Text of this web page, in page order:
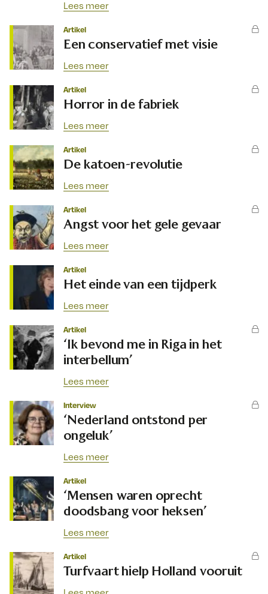
Lees meer
Artikel
Een conservatief met visie
Lees meer
Artikel
Horror in de fabriek
Lees meer
Artikel
De katoen-revolutie
Lees meer
Artikel
Angst voor het gele gevaar
Lees meer
Artikel
Het einde van een tijdperk
Lees meer
Artikel
‘Ik bevond me in Riga in het
interbellum’
Lees meer
Interview
‘Nederland ontstond per
ongeluk’
Lees meer
Artikel
‘Mensen waren oprecht
doodsbang voor heksen’
Lees meer
Artikel
Turfvaart hielp Holland vooruit